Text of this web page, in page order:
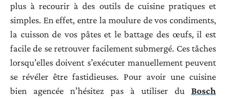
plus à recourir à des outils de cuisine pratiques et
simples. En effet, entre la moulure de vos condiments,
la cuisson de vos pâtes et le battage des œufs, il est
facile de se retrouver facilement submergé. Ces tâches
lorsqu’elles doivent s’exécuter manuellement peuvent
se révéler être fastidieuses. Pour avoir une cuisine
bien agencée n’hésitez pas à utiliser du Bosch